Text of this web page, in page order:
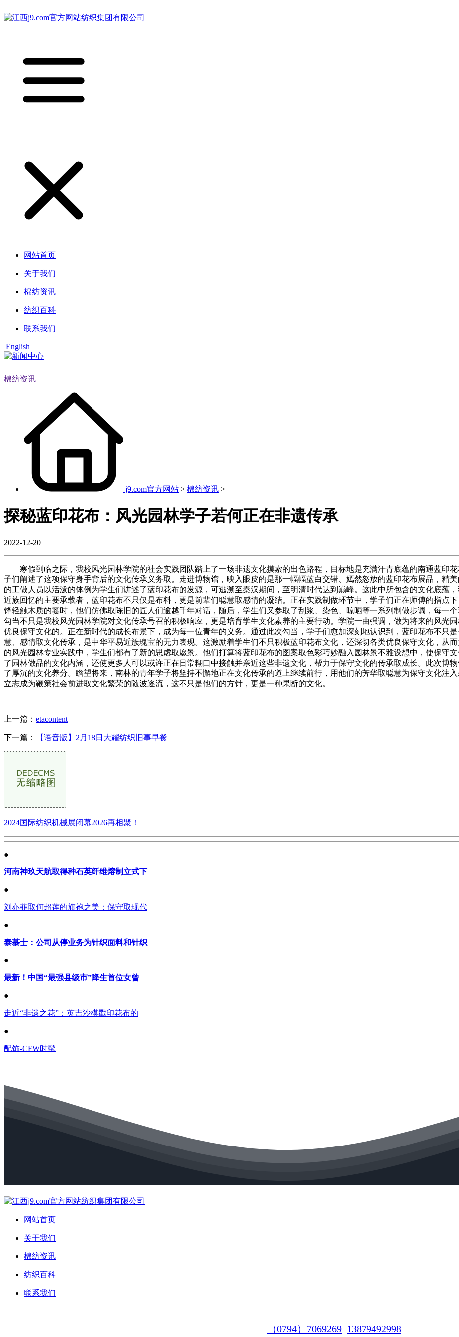
网站首页
关于我们
棉纺资讯
纺织百科
联系我们
English
棉纺资讯
j9.com官方网站 > 棉纺资讯 >
探秘蓝印花布：风光园林学子若何正在非遗传承
2022-12-20
寒假到临之际，我校风光园林学院的社会实践团队踏上了一场非遗文化摸索的出色路程，目标地是充满汗青底蕴的南通蓝印
子们阐述了这项保守身手背后的文化传承义务取。走进博物馆，映入眼皮的是那一幅幅蓝白交错、嫣然怒放的蓝印花布展品，精
的工做人员以活泼的体例为学生们讲述了蓝印花布的发源，可逃溯至秦汉期间，至明清时代达到巅峰。这此中所包含的文化底蕴
近族回忆的主要承载者，蓝印花布不只仅是布料，更是前辈们聪慧取感情的凝结。正在实践制做环节中，学子们正在师傅的指点
锋轻触木质的霎时，他们仿佛取陈旧的匠人们逾越千年对话，随后，学生们又参取了刮浆、染色、晾晒等一系列制做步调，每一
勾当不只是我校风光园林学院对文化传承号召的积极响应，更是培育学生文化素养的主要行动。学院一曲强调，做为将来的风光
优良保守文化的。正在新时代的成长布景下，成为每一位青年的义务。通过此次勾当，学子们愈加深刻地认识到，蓝印花布不只
慧、感情取文化传承，是中华平易近族瑰宝的无力表现。这激励着学生们不只积极蓝印花布文化，还深切各类优良保守文化，从
的风光园林专业实践中，学生们都有了新的思虑取愿景。他们打算将蓝印花布的图案取色彩巧妙融入园林景不雅设想中，使保守
了园林做品的文化内涵，还使更多人可以或许正在日常糊口中接触并亲近这些非遗文化，帮力于保守文化的传承取成长。此次博
了厚沉的文化养分。瞻望将来，南林的青年学子将坚持不懈地正在文化传承的道上继续前行，用他们的芳华取聪慧为保守文化注
立志成为鞭策社会前进取文化繁荣的随波逐流，这不只是他们的方针，更是一种果断的文化。
上一篇： etacontent
下一篇： 【语音版】2月18日大耀纺织旧事早餐
2024国际纺织机械展闭幕2026再相聚！
●
河南神玖天航取得种石英纤维熔制立式下
●
刘亦菲取何超莲的旗袍之美：保守取现代
●
泰慕士：公司从停业务为针织面料和针织
●
最新！中国“最强县级市”降生首位女曾
●
走近“非遗之花”：英吉沙模戳印花布的
●
配饰-CFW时髦
网站首页
关于我们
棉纺资讯
纺织百科
联系我们
（0794）7069269 13879492998